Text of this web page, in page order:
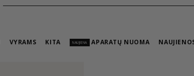
VYRAMS KITA NAUJIENA APARATŲ NUOMA